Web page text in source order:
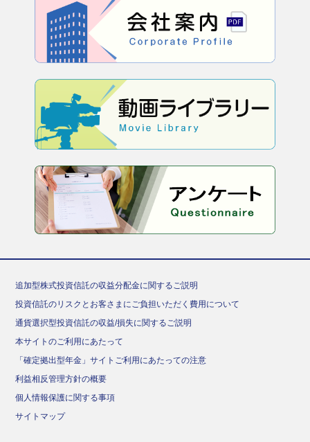
追加型株式投資信託の収益分配金に関するご説明
投資信託のリスクとお客さまにご負担いただく費用について
通貨選択型投資信託の収益/損失に関するご説明
本サイトのご利用にあたって
「確定拠出型年金」サイトご利用にあたっての注意
利益相反管理方針の概要
個人情報保護に関する事項
サイトマップ